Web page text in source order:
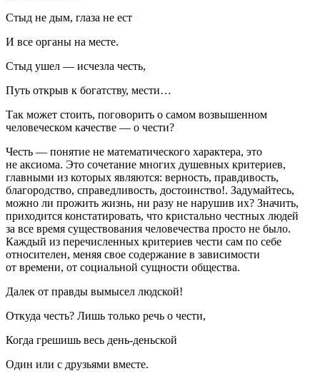
Стыд не дым, глаза не ест
И все органы на месте.
Стыд ушел — исчезла честь,
Путь открыв к богатству, мести…
Так может стоить, поговорить о самом возвышенном
человеческом качестве — о чести?
Честь — понятие не математического характера, это
не аксиома. Это сочетание многих душевных критериев,
главными из которых являются: верность, правдивость,
благородство, справедливость, достоинство!. Задумайтесь,
можно ли прожить жизнь, ни разу не нарушив их? Значить,
приходится констатировать, что кристально честных людей
за все время существования человечества просто не было.
Каждый из перечисленных критериев чести сам по себе
относителен, меняя свое содержание в зависимости
от времени, от социальной сущности общества.
Далек от правды вымысел людской!
Откуда честь? Лишь только речь о чести,
Когда грешишь весь день-деньской
Один или с друзьями вместе.